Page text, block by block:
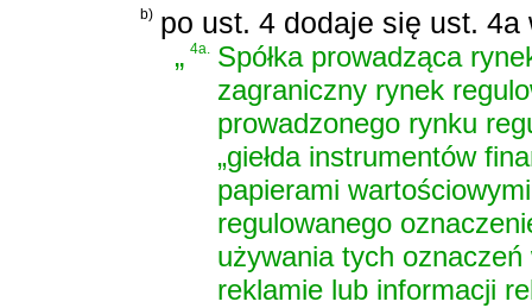
b) po ust. 4 dodaje się ust. 4a
„4a. Spółka prowadząca
zagraniczny rynek
prowadzonego rynku
„giełda instrumentów
papierami
regulowanego
używania tych oznaczeń
reklamie lub informacji